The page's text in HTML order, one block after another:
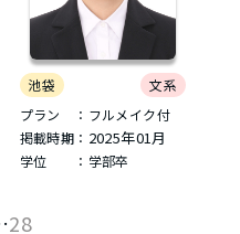
池袋
文系
プラン ：フルメイク付
掲載時期： 2025年01月
学位 ：学部卒
28